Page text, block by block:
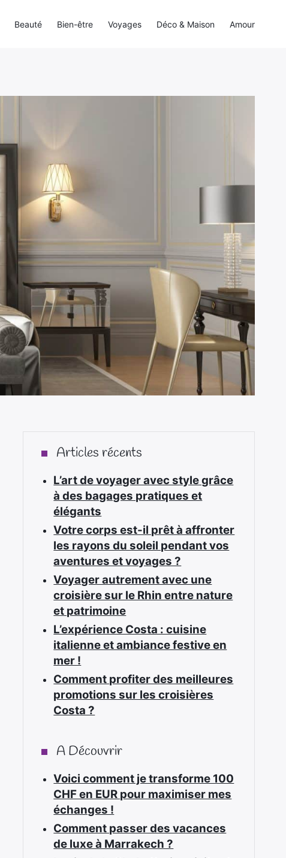
Articles récents
L’art de voyager avec style grâce
à des bagages pratiques et
élégants
Votre corps est-il prêt à affronter
les rayons du soleil pendant vos
aventures et voyages ?
Voyager autrement avec une
croisière sur le Rhin entre nature
et patrimoine
L’expérience Costa : cuisine
italienne et ambiance festive en
mer !
Comment profiter des meilleures
promotions sur les croisières
Costa ?
A Découvrir
Voici comment je transforme 100
CHF en EUR pour maximiser mes
échanges !
Comment passer des vacances
de luxe à Marrakech ?
Beauté Bien-être Voyages Déco & Maison Amour